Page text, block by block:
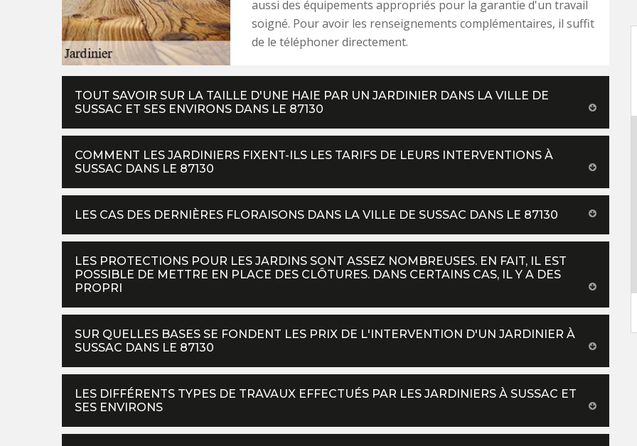
aussi des équipements appropriés pour la garantie d'un travail
soigné. Pour avoir les renseignements complémentaires, il suffit
de le téléphoner directement.
TOUT SAVOIR SUR LA TAILLE D'UNE HAIE PAR UN JARDINIER DANS LA VILLE DE
SUSSAC ET SES ENVIRONS DANS LE 87130
COMMENT LES JARDINIERS FIXENT-ILS LES TARIFS DE LEURS INTERVENTIONS À
SUSSAC DANS LE 87130
LES CAS DES DERNIÈRES FLORAISONS DANS LA VILLE DE SUSSAC DANS LE 87130
LES PROTECTIONS POUR LES JARDINS SONT ASSEZ NOMBREUSES. EN FAIT, IL EST
POSSIBLE DE METTRE EN PLACE DES CLÔTURES. DANS CERTAINS CAS, IL Y A DES
PROPRI
SUR QUELLES BASES SE FONDENT LES PRIX DE L'INTERVENTION D'UN JARDINIER À
SUSSAC DANS LE 87130
LES DIFFÉRENTS TYPES DE TRAVAUX EFFECTUÉS PAR LES JARDINIERS À SUSSAC ET
SES ENVIRONS